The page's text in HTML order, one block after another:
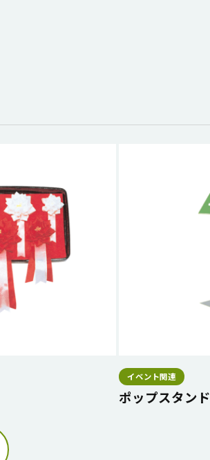
イベント関連
ポップスタンド